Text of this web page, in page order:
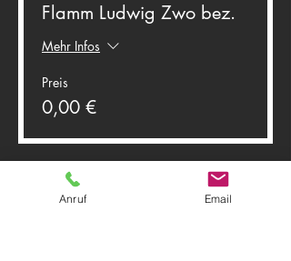
Flamm Ludwig Zwo bez.
Mehr Infos
Preis
0,00 €
Anruf Email